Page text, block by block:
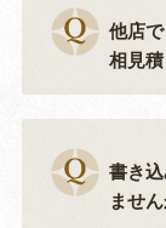
他店
相見
書き
ませ